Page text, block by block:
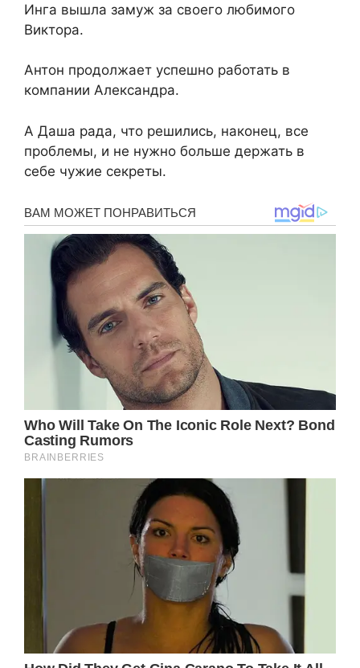
Инга вышла замуж за своего любимого
Виктора.
Антон продолжает успешно работать в
компании Александра.
А Даша рада, что решились, наконец, все
проблемы, и не нужно больше держать в
себе чужие секреты.